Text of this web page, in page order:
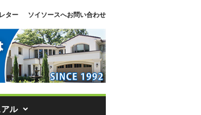
ター
ソイソースへお問い合わせ
ル